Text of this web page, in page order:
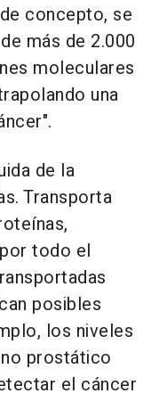
concepto, se
más de 2.000
moleculares
una
de la
Transporta
todo el
posibles
los niveles
prostático
el cáncer